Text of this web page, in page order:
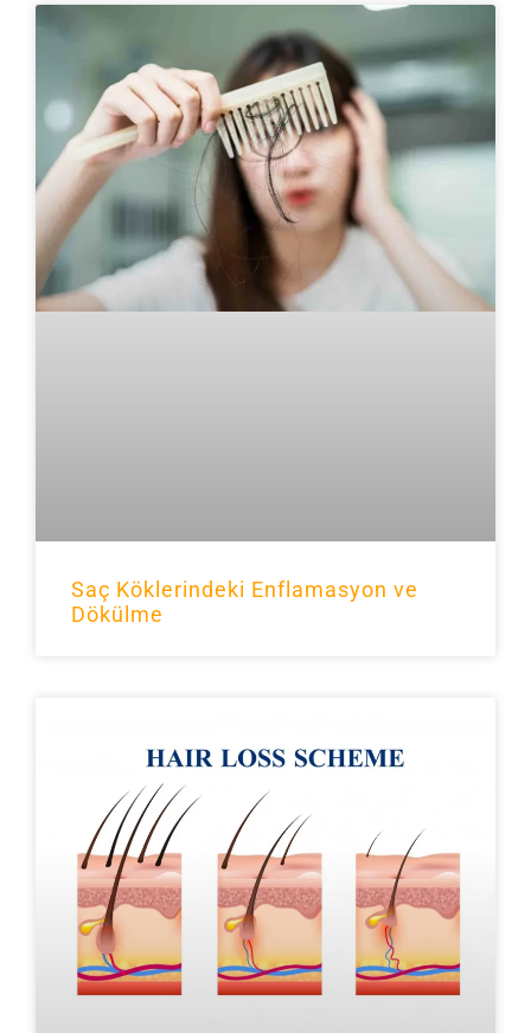
Saç Köklerindeki Enflamasyon ve
Dökülme